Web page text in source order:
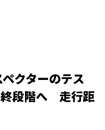
クターのテス
終段階へ 走行距